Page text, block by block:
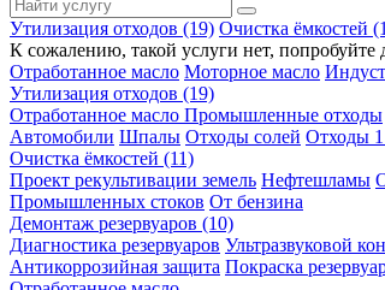
Утилизация отходов (19) Очистка ёмкостей
К сожалению, такой услуги нет, попробуйте
Отработанное масло Моторное масло
Утилизация отходов (19)
Отработанное масло Промышленные отходы
Автомобили Шпалы Отходы солей Отходы 1
Очистка ёмкостей (11)
Проект рекультивации земель Нефтешламы
Промышленных стоков От бензина
Демонтаж резервуаров (10)
Диагностика резервуаров Ультразвуковой
Антикоррозийная защита Покраска